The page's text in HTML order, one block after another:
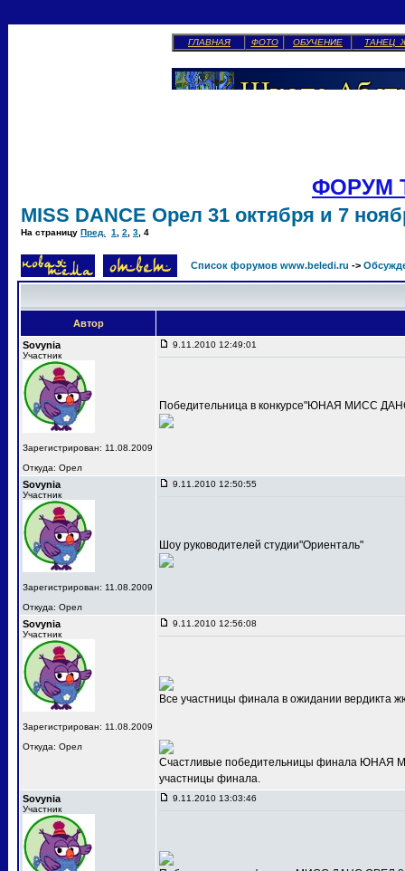
ГЛАВНАЯ ФОТО ОБУЧЕНИЕ ТАНЕЦ
ФОРУМ
MISS DANCE Орел 31 октября и 7
На страницу Пред. 1 2 3 4
Список форумов www.beledi.ru ->
Автор
Sovynia
Участник
Зарегистрирован: 11.08.2009
Откуда: Орел
9.11.2010 12:49:01
Победительница в конкурсе"ЮНАЯ МИСС
Sovynia
Участник
Зарегистрирован: 11.08.2009
Откуда: Орел
9.11.2010 12:50:55
Шоу руководителей студии"Ориенталь"
Sovynia
Участник
Зарегистрирован: 11.08.2009
Откуда: Орел
9.11.2010 12:56:08
Все участницы финала в ожидании вердикта
Счастливые победительницы финала ЮНАЯ
участницы финала.
Sovynia
Участник
9.11.2010 13:03:46